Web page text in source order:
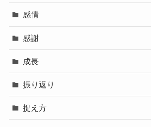
感情
感謝
成長
振り返り
捉え方